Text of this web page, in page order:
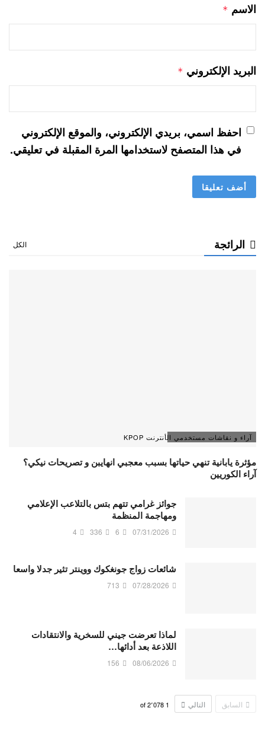
الاسم *
البريد الإلكتروني *
احفظ اسمي، بريدي الإلكتروني، والموقع الإلكتروني
في هذا المتصفح لاستخدامها المرة المقبلة في تعليقي.
الرائجة الكل
آراء و نقاشات مستخدمي الأنترنت KPOP
مؤثرة يابانية تنهي حياتها بسبب معجبي انهايبن و تصريحات نيكي؟
آراء الكوريين
جوائز غرامي تتهم بتس بالتلاعب الإعلامي
ومهاجمة المنظمة
07/31/2026
6
336
4
شائعات زواج جونغكوك ووينتر تثير جدلا واسعا
07/28/2026
713
لماذا تعرضت جيني للسخرية والانتقادات
اللاذعة بعد أدائها…
08/06/2026
156
السابق التالي 1 2٬078